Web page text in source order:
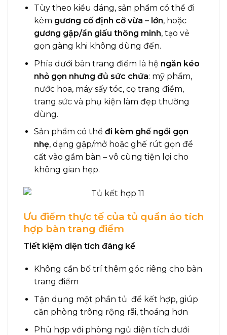
Tùy theo kiểu dáng, sản phẩm có thể đi
kèm gương cố định cỡ vừa – lớn, hoặc
gương gập/ẩn giấu thông minh, tạo vẻ
gọn gàng khi không dùng đến.
Phía dưới bàn trang điểm là hệ ngăn kéo
nhỏ gọn nhưng đủ sức chứa: mỹ phẩm,
nước hoa, máy sấy tóc, cọ trang điểm,
trang sức và phụ kiện làm đẹp thường
dùng.
Sản phẩm có thể đi kèm ghế ngồi gọn
nhẹ, dạng gập/mở hoặc ghế rút gọn để
cất vào gầm bàn – vô cùng tiện lợi cho
không gian hẹp.
Ưu điểm thực tế của tủ quần áo tích
hợp bàn trang điểm
Tiết kiệm diện tích đáng kể
Không cần bố trí thêm góc riêng cho bàn
trang điểm
Tận dụng một phần tủ để kết hợp, giúp
căn phòng trông rộng rãi, thoáng hơn
Phù hợp với phòng ngủ diện tích dưới